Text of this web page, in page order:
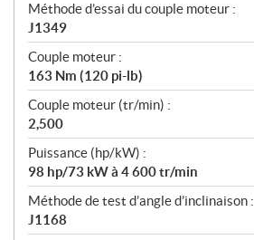
Méthode d’essai du couple moteur :
J1349
Couple moteur :
163 Nm (120 pi-lb)
Couple moteur (tr/min) :
2,500
Puissance (hp/kW) :
98 hp/73 kW à 4 600 tr/min
Méthode de test d’angle d’inclinaison :
J1168